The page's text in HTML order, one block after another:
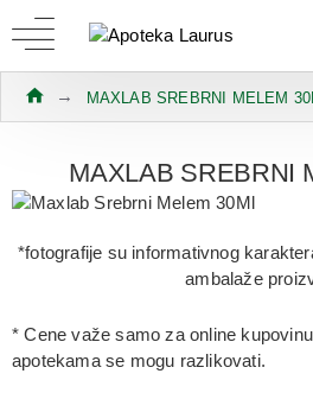
MAXLAB SREBRNI MELEM
MAXLAB SREBRNI
*fotografije su informativnog
ambalaže
* Cene važe samo za online
apotekama se mogu razlikovati.